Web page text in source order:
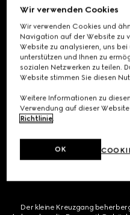
Flora – ursprünglich eine
Schmetterlingen und Insekten
Umgebung übertragen, die die
Motivs innerhalb der
entfalten sich als eine Abfolge
Hauses nachzeichnen – von
zur Weiterentwicklung im Laufe
Richtung Gegenwart und erreicht
des
Der kleine Kreuzgang
Wir verwenden Cookies
Wir verwenden Cookies und
Navigation auf der Website zu
Website zu analysieren, uns
unterstützen und Ihnen zu
sozialen Netzwerken zu teilen.
Website stimmen Sie diesen
Weitere Informationen zu
Verwendung auf dieser
Richtlinie.
OK